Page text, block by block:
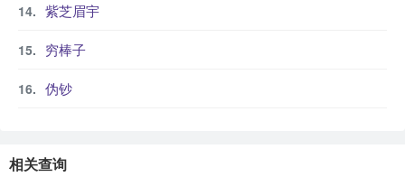
紫芝眉宇
穷棒子
伪钞
相关查询